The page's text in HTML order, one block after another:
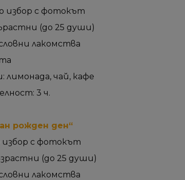
избор с фотокът
(до 25 души)
лакомства
чай, кафе
3 ч.
рожден ден“
избор с фотокът
(до 25 души)
лакомства